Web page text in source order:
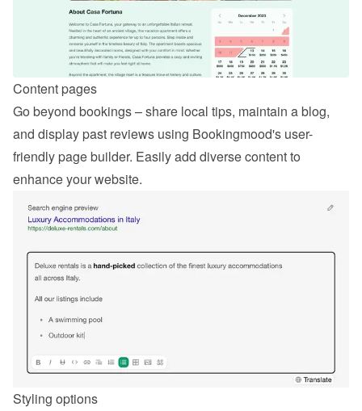
Content pages
Go beyond bookings – share local tips, maintain a blog,
and display past reviews using Bookingmood's user-
friendly page builder. Easily add diverse content to
enhance your website.
Styling options